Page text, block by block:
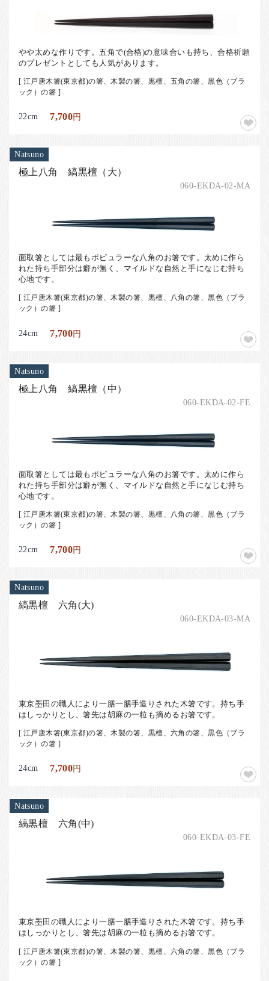
​やや太めな作りです。五角で(合格)の意味合いも持ち、合格祈願
のプレゼントとしても人気があります。
[ 江戸唐木箸(東京都)の箸、木製の箸、黒檀、五角の箸、黒色（ブラ
ック）の箸 ]
22cm 7,700円
Natsuno
極上八角 縞黒檀（大）
060-EKDA-02-MA
面取箸としては最もポピュラーな八角のお箸です。太めに作ら
れた持ち手部分は癖が無く、マイルドな自然と手になじむ持ち
心地です。
[ 江戸唐木箸(東京都)の箸、木製の箸、黒檀、八角の箸、黒色（ブラ
ック）の箸 ]
24cm 7,700円
Natsuno
極上八角 縞黒檀（中）
060-EKDA-02-FE
面取箸としては最もポピュラーな八角のお箸です。太めに作ら
れた持ち手部分は癖が無く、マイルドな自然と手になじむ持ち
心地です。
[ 江戸唐木箸(東京都)の箸、木製の箸、黒檀、八角の箸、黒色（ブラ
ック）の箸 ]
22cm 7,700円
Natsuno
縞黒檀 六角(大)
060-EKDA-03-MA
東京墨田の職人により一膳一膳手造りされた木箸です。持ち手
はしっかりとし、箸先は胡麻の一粒も摘めるお箸です。
[ 江戸唐木箸(東京都)の箸、木製の箸、黒檀、六角の箸、黒色（ブラ
ック）の箸 ]
24cm 7,700円
Natsuno
縞黒檀 六角(中)
060-EKDA-03-FE
東京墨田の職人により一膳一膳手造りされた木箸です。持ち手
はしっかりとし、箸先は胡麻の一粒も摘めるお箸です。
[ 江戸唐木箸(東京都)の箸、木製の箸、黒檀、六角の箸、黒色（ブラ
ック）の箸 ]